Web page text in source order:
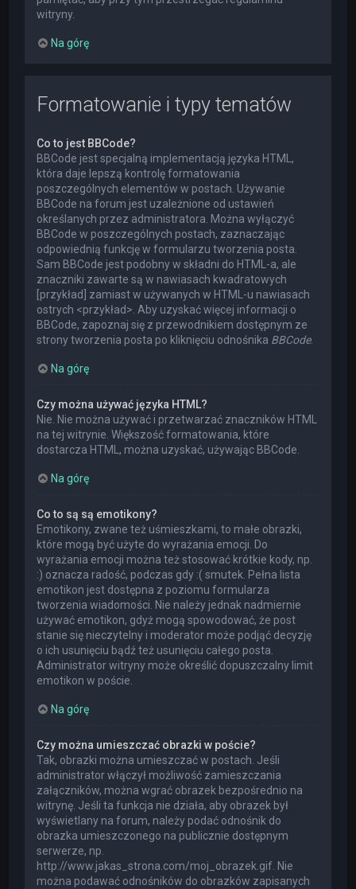
witryny.
Na górę
Formatowanie i typy tematów
Co to jest BBCode?
BBCode jest specjalną implementacją języka HTML,
która daje lepszą kontrolę formatowania
poszczególnych elementów w postach. Używanie
BBCode na forum jest uzależnione od ustawień
określanych przez administratora. Można wyłączyć
BBCode w poszczególnych postach, zaznaczając
odpowiednią funkcję w formularzu tworzenia posta.
Sam BBCode jest podobny w składni do HTML-a, ale
znaczniki zawarte są w nawiasach kwadratowych
[przykład] zamiast w używanych w HTML-u nawiasach
ostrych <przykład>. Aby uzyskać więcej informacji o
BBCode, zapoznaj się z przewodnikiem dostępnym ze
strony tworzenia posta po kliknięciu odnośnika BBCode.
Na górę
Czy można używać języka HTML?
Nie. Nie można używać i przetwarzać znaczników HTML
na tej witrynie. Większość formatowania, które
dostarcza HTML, można uzyskać, używając BBCode.
Na górę
Co to są są emotikony?
Emotikony, zwane też uśmieszkami, to małe obrazki,
które mogą być użyte do wyrażania emocji. Do
wyrażania emocji można też stosować krótkie kody, np.
:) oznacza radość, podczas gdy :( smutek. Pełna lista
emotikon jest dostępna z poziomu formularza
tworzenia wiadomości. Nie należy jednak nadmiernie
używać emotikon, gdyż mogą spowodować, że post
stanie się nieczytelny i moderator może podjąć decyzję
o ich usunięciu bądź też usunięciu całego posta.
Administrator witryny może określić dopuszczalny limit
emotikon w poście.
Na górę
Czy można umieszczać obrazki w poście?
Tak, obrazki można umieszczać w postach. Jeśli
administrator włączył możliwość zamieszczania
załączników, można wgrać obrazek bezpośrednio na
witrynę. Jeśli ta funkcja nie działa, aby obrazek był
wyświetlany na forum, należy podać odnośnik do
obrazka umieszczonego na publicznie dostępnym
serwerze, np.
http://www.jakas_strona.com/moj_obrazek.gif. Nie
można podawać odnośników do obrazków zapisanych